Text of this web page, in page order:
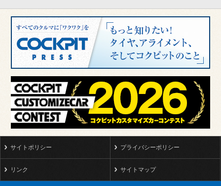
サイトポリシー プライバシーポリシー
リンク サイトマップ